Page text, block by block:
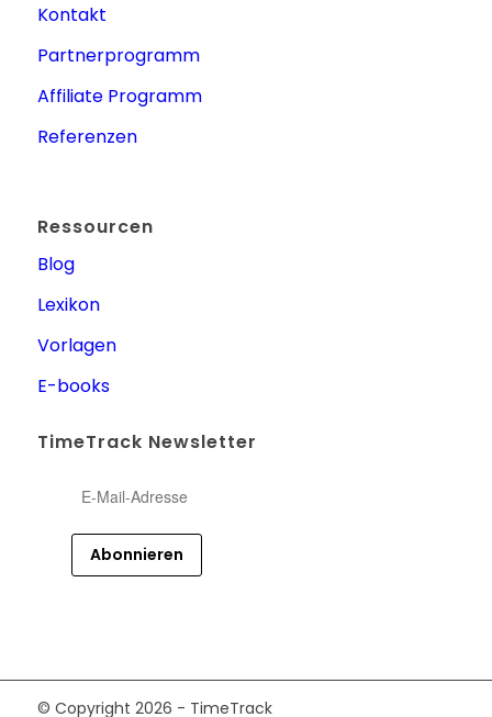
Kontakt
Partnerprogramm
Affiliate Programm
Referenzen
Ressourcen
Blog
Lexikon
Vorlagen
E-books
TimeTrack Newsletter
© Copyright 2026 - TimeTrack